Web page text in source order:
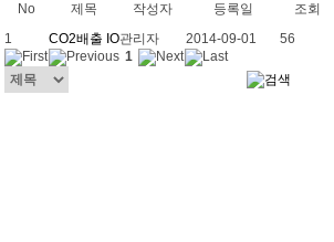
No
제목 작성자 등록일
조회
1
CO2배출 IO관리자 2014-09-01
56
1